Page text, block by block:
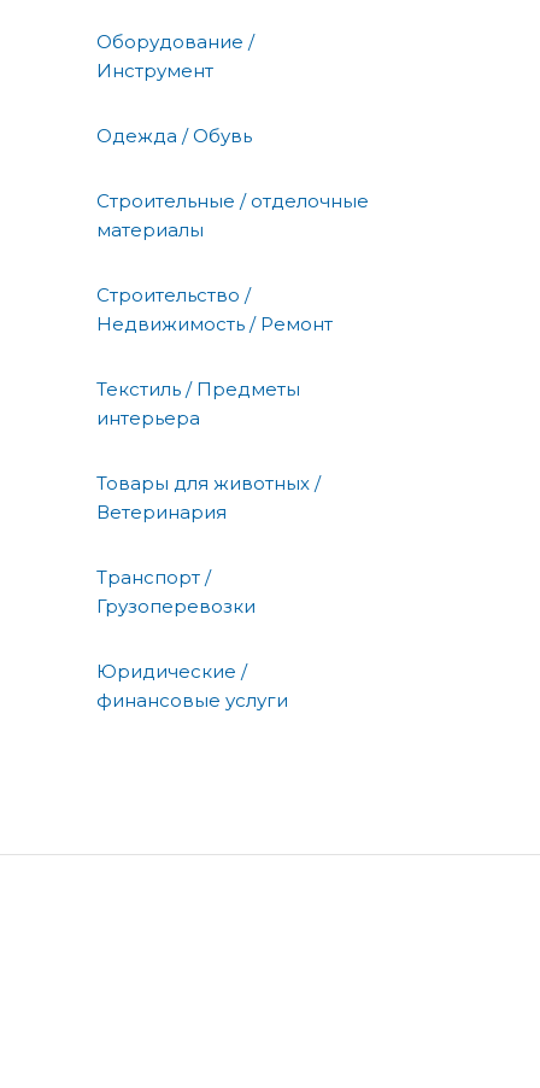
Оборудование /
Инструмент
Одежда / Обувь
Строительные / отделочные
материалы
Строительство /
Недвижимость / Ремонт
Текстиль / Предметы
интерьера
Товары для животных /
Ветеринария
Транспорт /
Грузоперевозки
Юридические /
финансовые услуги